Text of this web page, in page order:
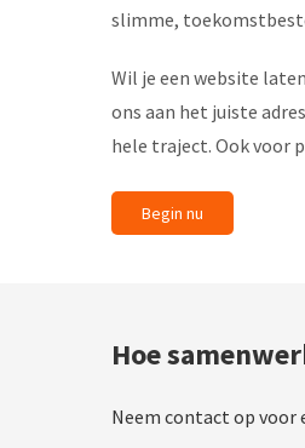
slimme,
Wil je een website
ons aan het juiste
hele traject. Ook voor
Begin nu
Hoe
Neem contact op voor